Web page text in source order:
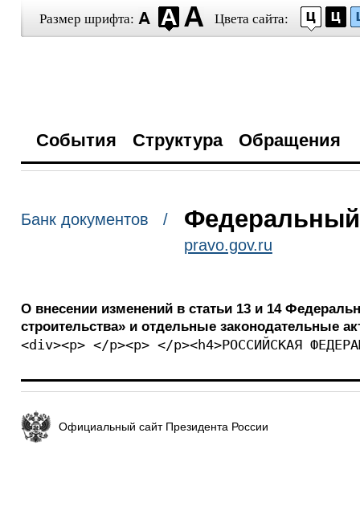
Размер шрифта: Цвета сайта:
События Структура Обращения
Банк документов / Федеральный
pravo.gov.ru
О внесении изменений в статьи 13 и 14
строительства» и отдельные законодательные
<div><p> </p><p> </p><h4>РОССИЙСКАЯ
Официальный сайт Президента России